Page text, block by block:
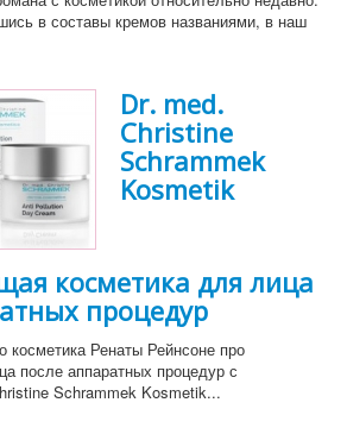
в составы кремов названиями, в наш
Dr. med.
Christine
Schrammek
Kosmetik
косметика для лица
процедур
косметика Ренаты Рейнсоне про
после аппаратных процедур с
Schrammek Kosmetik...